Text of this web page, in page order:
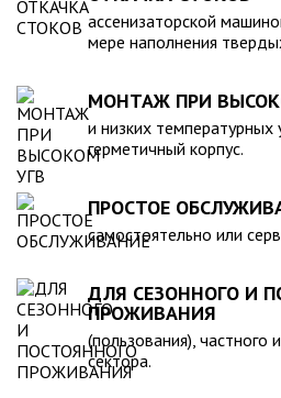
компанией, произведена в полном
действующими стандартами и
экологическом отношении.
ассенизаторской
мере наполнения
МОНТАЖ ПРИ
и низких температурных
герметичный корпус.
ПРОСТОЕ
самостоятельно или
ДЛЯ СЕЗОННОГО И
ПРОЖИВАНИЯ
(пользования), частного
сектора.